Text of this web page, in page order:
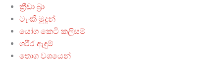
ක්‍රීඩා බ්‍රා
ටැංකි මුදුන්
යෝග කෙටි කලිසම්
ශරීර ඇඳුම්
තොග වශයෙන්